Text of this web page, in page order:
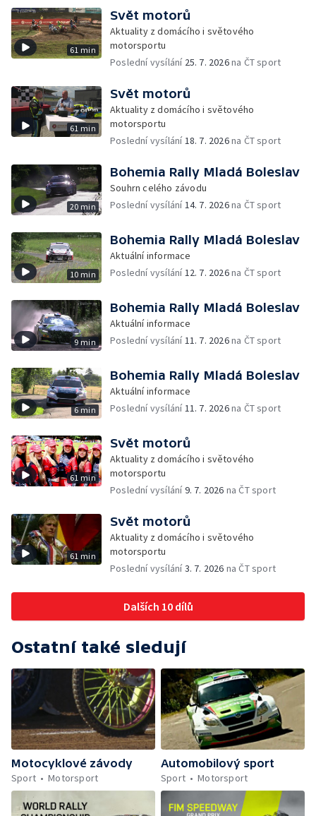
61 min
Svět motorů
Aktuality z domácího i světového
motorsportu
Poslední vysílání 25. 7. 2026na ČT sport
61 min
Svět motorů
Aktuality z domácího i světového
motorsportu
Poslední vysílání18. 7. 2026na ČT sport
20 min
Bohemia Rally Mladá Boleslav
Souhrn celého závodu
Poslední vysílání14. 7. 2026na ČT sport
10 min
Bohemia Rally Mladá Boleslav
Aktuální informace
Poslední vysílání12. 7. 2026na ČT sport
9 min
Bohemia Rally Mladá Boleslav
Aktuální informace
Poslední vysílání11. 7. 2026na ČT sport
6 min
Bohemia Rally Mladá Boleslav
Aktuální informace
Poslední vysílání11. 7. 2026na ČT sport
61 min
Svět motorů
Aktuality z domácího i světového
motorsportu
Poslední vysílání9. 7. 2026 na ČT sport
61 min
Svět motorů
Aktuality z domácího i světového
motorsportu
Poslední vysílání3. 7. 2026 na ČT sport
Dalších 10 dílů
Ostatní také sledují
Motocyklové závody
Sport
Motorsport
Automobilový sport
Sport
Motorsport